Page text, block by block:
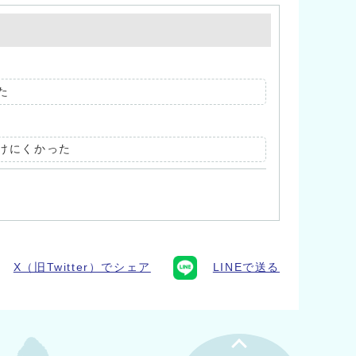
にくかった
X（旧Twitter）でシェア LINEで送る